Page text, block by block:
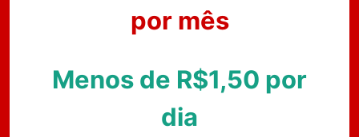
por mês
Menos de R$1,50 por
dia